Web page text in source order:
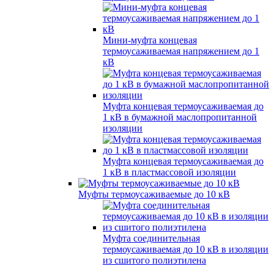
Мини-муфта концевая
термоусаживаемая напряжением до 1
кВ
Муфта концевая термоусаживаемая до
1 кВ в бумажной маслопропитанной
изоляции
Муфта концевая термоусаживаемая до
1 кВ в пластмассовой изоляции
Муфты термоусаживаемые до 10 кВ
Муфта соединительная
термоусаживаемая до 10 кВ в изоляции
из сшитого полиэтилена